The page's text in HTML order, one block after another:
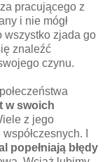
pracującego z
i nie mógł
wszystko zjada go
znaleźć
czynu.
w swoich
z jego
I
popełniają błędy